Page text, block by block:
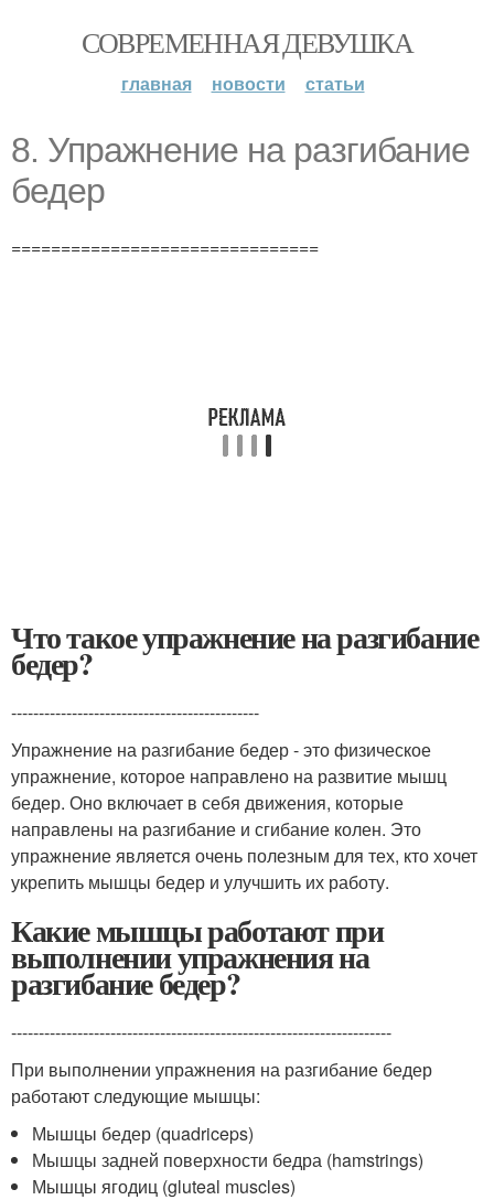
СОВРЕМЕННАЯ ДЕВУШКА
главная новости статьи
8. Упражнение на разгибание
бедер
===============================
Что такое упражнение на разгибание
бедер?
---------------------------------------------
Упражнение на разгибание бедер - это физическое
упражнение, которое направлено на развитие мышц
бедер. Оно включает в себя движения, которые
направлены на разгибание и сгибание колен. Это
упражнение является очень полезным для тех, кто хочет
укрепить мышцы бедер и улучшить их работу.
Какие мышцы работают при
выполнении упражнения на
разгибание бедер?
---------------------------------------------------------------------
При выполнении упражнения на разгибание бедер
работают следующие мышцы:
Мышцы бедер (quadriceps)
Мышцы задней поверхности бедра (hamstrings)
Мышцы ягодиц (gluteal muscles)